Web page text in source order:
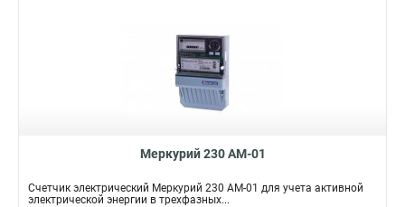
Меркурий 230 АМ-01
Счетчик электрический Меркурий 230 АМ-01 для учета активной
электрической энергии в трехфазных...